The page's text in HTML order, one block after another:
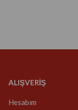
ALIŞVERİŞ
Hesabım